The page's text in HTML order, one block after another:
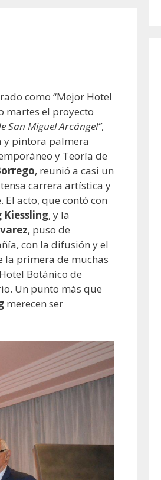
como “Mejor Hotel
martes el proyecto
San Miguel Arcángel”,
y pintora palmera
y Teoría de
, reunió a casi un
carrera artística y
acto, que contó con
, y la
, puso de
con la difusión y el
la primera de muchas
Botánico de
Un punto más que
merecen ser